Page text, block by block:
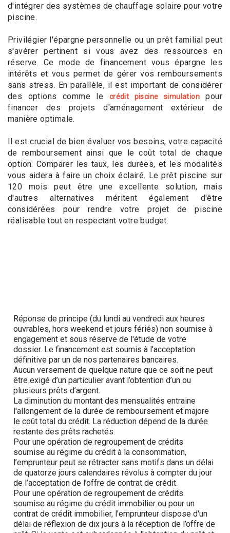
d'intégrer des systèmes de chauffage solaire pour votre
piscine.
Privilégier l'épargne personnelle ou un prêt familial peut
s'avérer pertinent si vous avez des ressources en
réserve. Ce mode de financement vous épargne les
intérêts et vous permet de gérer vos remboursements
sans stress. En parallèle, il est important de considérer
des options comme le
crédit piscine simulationpour
financer des projets d'aménagement extérieur de
manière optimale.
Il est crucial de bien évaluer vos besoins, votre capacité
de remboursement ainsi que le coût total de chaque
option. Comparer les taux, les durées, et les modalités
vous aidera à faire un choix éclairé. Le prêt piscine sur
120 mois peut être une excellente solution, mais
d'autres alternatives méritent également d'être
considérées pour rendre votre projet de piscine
réalisable tout en respectant votre budget.